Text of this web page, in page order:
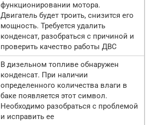
функционировании мотора.
Двигатель будет троить, снизится его
мощность. Требуется удалить
конденсат, разобраться с причиной и
проверить качество работы ДВС
В дизельном топливе обнаружен
конденсат. При наличии
определенного количества влаги в
баке появляется этот символ.
Необходимо разобраться с проблемой
и исправить ее